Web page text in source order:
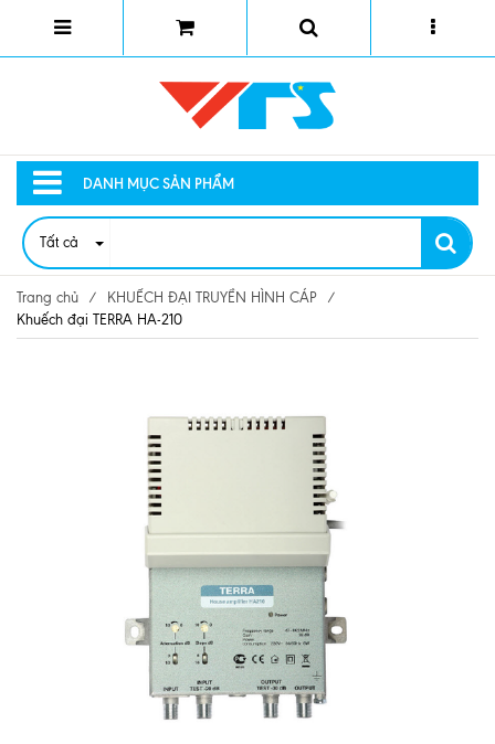
DANH MỤC SẢN PHẨM
Tất cả
Trang chủ / KHUẾCH ĐẠI TRUYỀN HÌNH CÁP
/
Khuếch đại TERRA HA-210